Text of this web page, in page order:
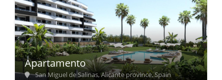
Apartamento
San Miguel de Salinas, Alicante province, Spain